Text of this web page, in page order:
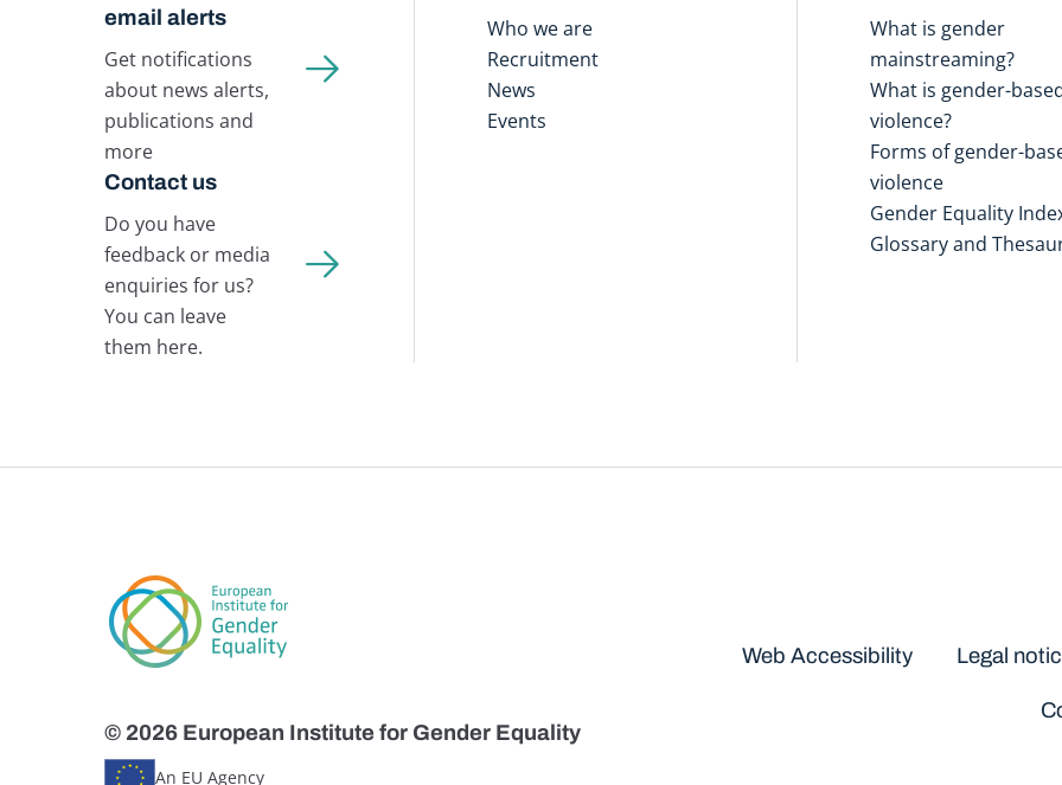
email alerts
Get notifications
about news alerts,
publications and
more
Contact us
Do you have
feedback or media
enquiries for us?
You can leave
them here.
Who we are
Recruitment
News
Events
What is gender
mainstreaming?
What is gender-
violence?
Forms of gender-
violence
Gender Equality
Glossary and
© 2026 European Institute for Gender Equality
An EU Agency
Web Accessibility Legal